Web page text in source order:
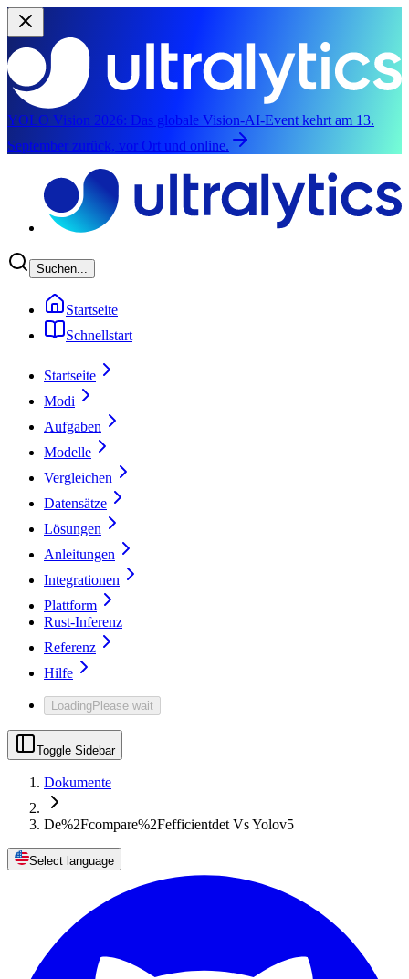
YOLO Vision 2026: Das globale Vision-AI-Event kehrt am 13.
September zurück, vor Ort und online.
Suchen...
Startseite
Schnellstart
Startseite
Modi
Aufgaben
Modelle
Vergleichen
Datensätze
Lösungen
Anleitungen
Integrationen
Plattform
Rust-Inferenz
Referenz
Hilfe
LoadingPlease wait
Toggle Sidebar
Dokumente
De%2Fcompare%2Fefficientdet Vs Yolov5
Select language